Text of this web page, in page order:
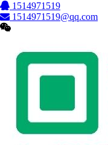
1514971519
1514971519@qq.com